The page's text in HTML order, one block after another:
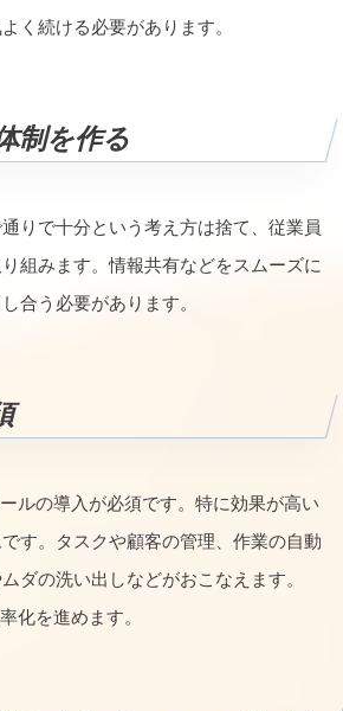
く続ける必要があります。
制を作る
りで十分という考え方は捨て、従業員
組みます。情報共有などをスムーズに
合う必要があります。
ルの導入が必須です。特に効果が高い
す。タスクや顧客の管理、作業の自動
ダの洗い出しなどがおこなえます。
化を進めます。